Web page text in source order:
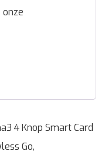
4 Knop Smart Card
Go,